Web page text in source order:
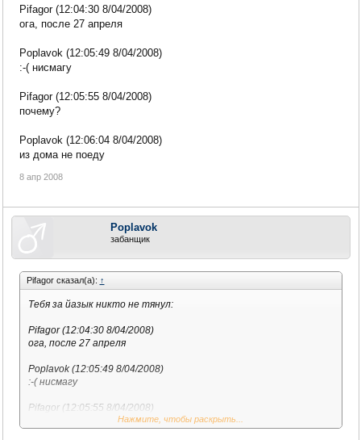
Pifagor (12:04:30 8/04/2008)
ога, после 27 апреля
Poplavok (12:05:49 8/04/2008)
:-( нисмагу
Pifagor (12:05:55 8/04/2008)
почему?
Poplavok (12:06:04 8/04/2008)
из дома не поеду
8 апр 2008
Poplavok
забанщик
Pifagor сказал(а): ↑
Тебя за йазык никто не тянул:
Pifagor (12:04:30 8/04/2008)
ога, после 27 апреля
Poplavok (12:05:49 8/04/2008)
:-( нисмагу
Pifagor (12:05:55 8/04/2008)
Нажмите, чтобы раскрыть...